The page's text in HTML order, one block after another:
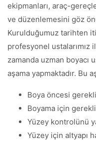
ekipmanları, araç-
ve düzenlemesini göz
Kurulduğumuz tarihten
profesyonel ustalarımız
zamanda uzman boyacı
aşama yapmaktadır. Bu
Boya öncesi gerekli
Boyama için
Yüzey kontrolünü
Yüzey için altyapı